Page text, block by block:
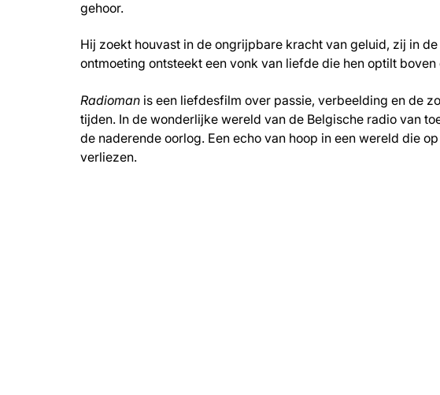
gehoor.
Hij zoekt houvast in de ongrijpbare kracht van geluid, zij in
ontmoeting ontsteekt een vonk van liefde die hen optilt
Radioman is een liefdesfilm over passie, verbeelding en de
tijden. In de wonderlijke wereld van de Belgische radio van
de naderende oorlog. Een echo van hoop in een wereld die
verliezen.